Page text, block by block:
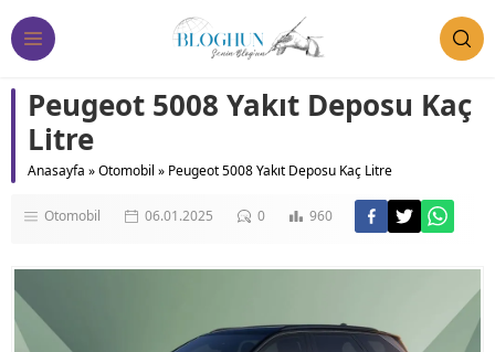
Peugeot 5008 Yakıt Deposu Kaç
Litre
Anasayfa »Otomobil » Peugeot 5008 Yakıt Deposu Kaç Litre
Otomobil 06.01.2025 0 960